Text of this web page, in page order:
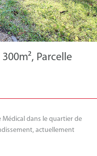
Parcelle
dans le quartier de
actuellement